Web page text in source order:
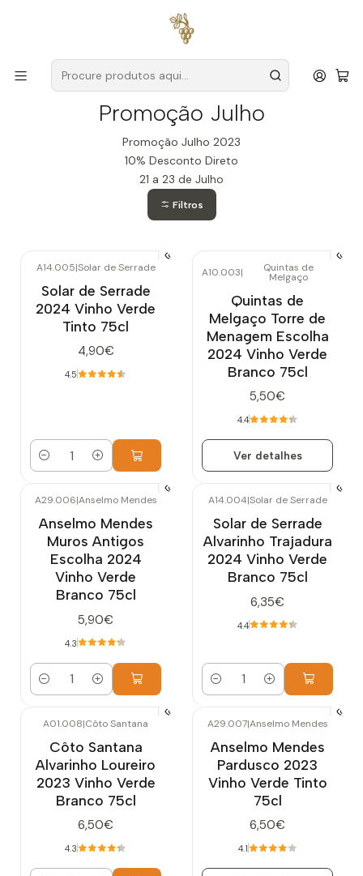
para encomendas a partir de
Promoção Julho
Promoção Julho
Promoção Julho 2023
10% Desconto Direto
21 a 23 de Julho
Filtros
A14.005|Solar de Serrade
Solar de Serrade
2024 Vinho Verde
Tinto 75cl
4,90€
4.5
Quantidade
Esgotado
A10.003| Quintas de
Melgaço
Quintas de
Melgaço Torre de
Menagem Escolha
2024 Vinho Verde
Branco 75cl
5,50€
4.4
Ver detalhes
A29.006|Anselmo Mendes
Anselmo Mendes
Muros Antigos
Escolha 2024
Vinho Verde
Branco 75cl
5,90€
4.3
Quantidade
A14.004|Solar de Serrade
Solar de Serrade
Alvarinho Trajadura
2024 Vinho Verde
Branco 75cl
6,35€
4.4
Quantidade
A01.008|Côto Santana
Côto Santana
Alvarinho Loureiro
2023 Vinho Verde
Branco 75cl
6,50€
4.3
A29.007|Anselmo Mendes
Anselmo Mendes
Pardusco 2023
Vinho Verde Tinto
75cl
6,50€
4.1